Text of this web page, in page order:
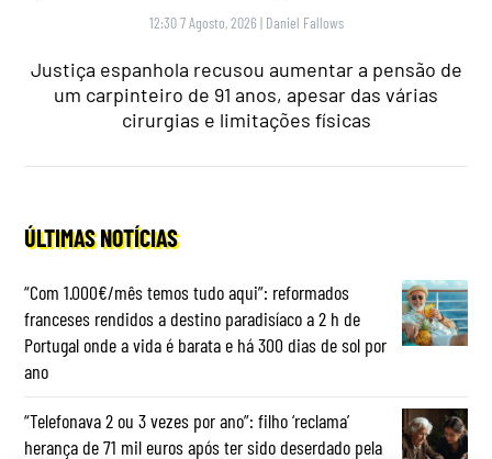
12:30 7 Agosto, 2026 | Daniel Fallows
Justiça espanhola recusou aumentar a pensão de
um carpinteiro de 91 anos, apesar das várias
cirurgias e limitações físicas
ÚLTIMAS NOTÍCIAS
“Com 1.000€/mês temos tudo aqui”: reformados
franceses rendidos a destino paradisíaco a 2 h de
Portugal onde a vida é barata e há 300 dias de sol por
ano
“Telefonava 2 ou 3 vezes por ano”: filho ‘reclama’
herança de 71 mil euros após ter sido deserdado pela